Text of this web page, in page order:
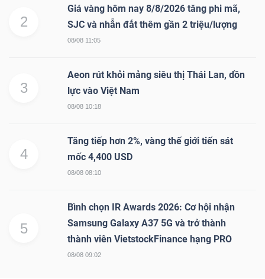
2
Giá vàng hôm nay 8/8/2026 tăng phi mã,
SJC và nhẫn đắt thêm gần 2 triệu/lượng
08/08 11:05
3
Aeon rút khỏi mảng siêu thị Thái Lan, dồn
lực vào Việt Nam
08/08 10:18
4
Tăng tiếp hơn 2%, vàng thế giới tiến sát
mốc 4,400 USD
08/08 08:10
5
Bình chọn IR Awards 2026: Cơ hội nhận
Samsung Galaxy A37 5G và trở thành
thành viên VietstockFinance hạng PRO
08/08 09:02